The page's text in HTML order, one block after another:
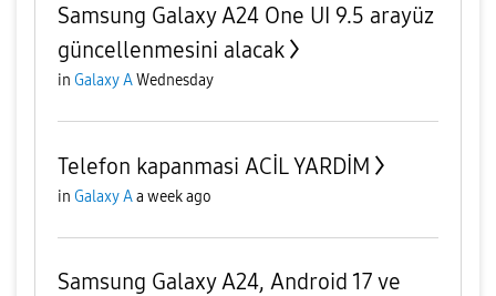
Samsung Galaxy A24 One UI 9.5 arayüz
güncellenmesini alacak
in Galaxy AWednesday
Telefon kapanmasi ACİL YARDİM
in Galaxy Aa week ago
Samsung Galaxy A24, Android 17 ve